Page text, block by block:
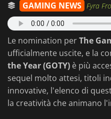
GAMING NEWS Fyra
Le nomination perThe
ufficialmente uscite, e la
the Year (GOTY) è più
sequel molto attesi, titoli
innovative, l'elenco di
la creatività che animano